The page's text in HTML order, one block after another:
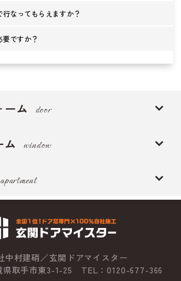
なってもらえますか？
ですか？
ーム door
ム window
apartment
中村建硝／玄関ドアマイスター
県取手市東3-1-25 TEL：0120-677-366